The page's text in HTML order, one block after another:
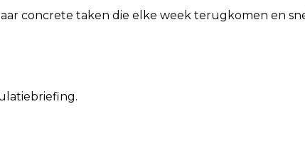
concrete taken die elke week terugkomen en